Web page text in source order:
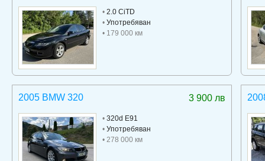
• 2.0 CiTD
• Употребяван
• 179 000 км
3 900 лв
2005 BMW 320
• 320d E91
• Употребяван
• 278 000 км